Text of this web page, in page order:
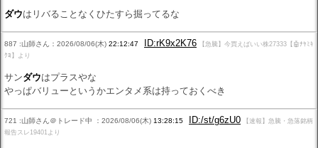
ダウはリバることなくひたすら掘ってるな
887 :山師さん：2026/08/06(木) 22:12:47 ID:rK9x2K76
【急騰】今買えばいい株27333【🤖ﾅﾔﾐｷ
ｸﾖ】より
サンダウはプラスやな
やっぱバリューというかエンタメ系は持っておくべき
721 :山師さん＠トレード中 ：2026/08/06(木) 13:28:15 ID:/st/g6zU0
【速報】急騰・急落銘柄
報告スレ19401より